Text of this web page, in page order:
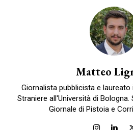
Matteo
Giornalista pubblicista e
Straniere all'Università di
Giornale di Pistoia e